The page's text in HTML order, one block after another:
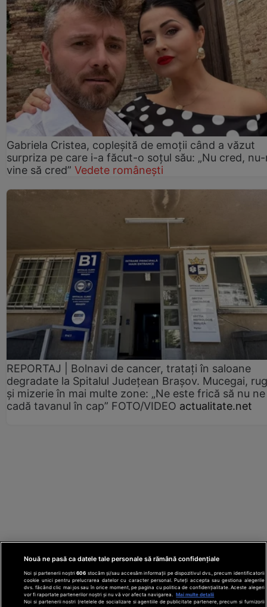
Gabriela Cristea, copleșită de emoții când a văzut
surpriza pe care i-a făcut-o soțul său: „Nu cred,
vine să cred” Vedete românești
REPORTAJ | Bolnavi de cancer, tratați în saloane
degradate la Spitalul Județean Brașov. Mucegai,
și mizerie în mai multe zone: „Ne este frică să nu ne
cadă tavanul în cap” FOTO/VIDEO actualitate.net
Nouă ne pasă ca datele tale personale să rămână confidențiale
Noi și partenerii noștri606 stocăm și/sau accesăm informații pe dispozitivul dvs., precum identificatorii
cookie unici pentru prelucrarea datelor cu caracter personal. Puteți accepta sau gestiona alegerile
dvs. făcând clic mai jos sau în orice moment, pe pagina cu politica de confidențialitate. Aceste alegeri
vor fi raportate partenerilor noștri și nu vă vor afecta navigarea.
Mai multe detalii
Noi si partenerii nostri (retelele de socializare si agentiile de publicitate partenere, precum si furnizorii